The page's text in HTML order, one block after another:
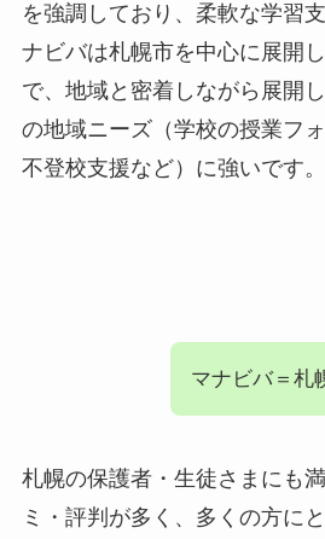
を強調しており、柔軟な学習
ナビバは札幌市を中心に展開
で、地域と密着しながら展開
の地域ニーズ（学校の授業フ
不登校支援など）に強いです。
マナビバ＝札
札幌の保護者・生徒さまにも
ミ・評判が多く、多くの方に